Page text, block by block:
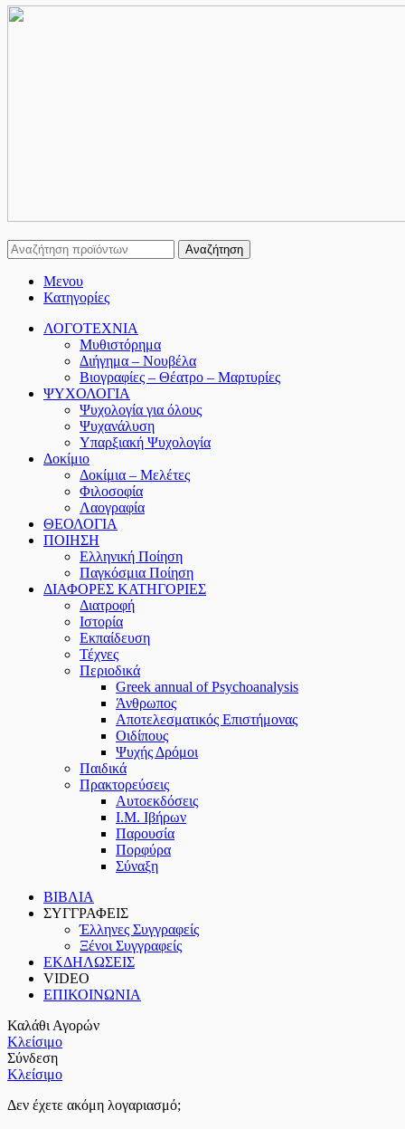
Αναζήτηση
Μενου
Κατηγορίες
ΛΟΓΟΤΕΧΝΙΑ
Μυθιστόρημα
Διήγημα – Νουβέλα
Βιογραφίες – Θέατρο – Μαρτυρίες
ΨΥΧΟΛΟΓΙΑ
Ψυχολογία για όλους
Ψυχανάλυση
Υπαρξιακή Ψυχολογία
Δοκίμιο
Δοκίμια – Μελέτες
Φιλοσοφία
Λαογραφία
ΘΕΟΛΟΓΙΑ
ΠΟΙΗΣΗ
Ελληνική Ποίηση
Παγκόσμια Ποίηση
ΔΙΑΦΟΡΕΣ ΚΑΤΗΓΟΡΙΕΣ
Διατροφή
Ιστορία
Εκπαίδευση
Τέχνες
Περιοδικά
Greek annual of Psychoanalysis
Άνθρωπος
Αποτελεσματικός Επιστήμονας
Οιδίπους
Ψυχής Δρόμοι
Παιδικά
Πρακτoρεύσεις
Αυτοεκδόσεις
Ι.Μ. Ιβήρων
Παρουσία
Πορφύρα
Σύναξη
ΒΙΒΛΙΑ
ΣΥΓΓΡΑΦΕΙΣ
Έλληνες Συγγραφείς
Ξένοι Συγγραφείς
ΕΚΔΗΛΩΣΕΙΣ
VIDEO
ΕΠΙΚΟΙΝΩΝΙΑ
Καλάθι Αγορών
Κλείσιμο
Σύνδεση
Κλείσιμο
Δεν έχετε ακόμη λογαριασμό;